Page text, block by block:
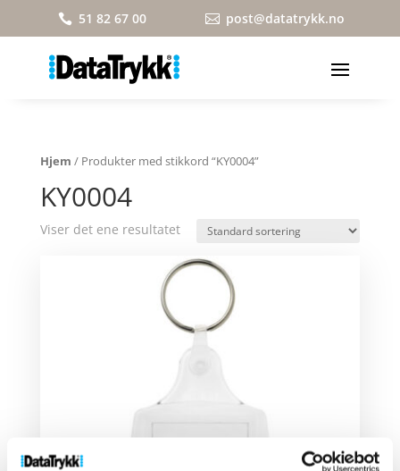
 51 82 67 00  post@datatrykk.no
Hjem / Produkter med stikkord “KY0004”
KY0004
Viser det ene resultatet